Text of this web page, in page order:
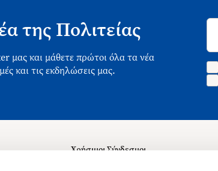
της Πολιτείας
μας και μάθετε πρώτοι όλα τα νέα
και τις εκδηλώσεις μας.
Χρήσιμοι Σύνδεσμοι